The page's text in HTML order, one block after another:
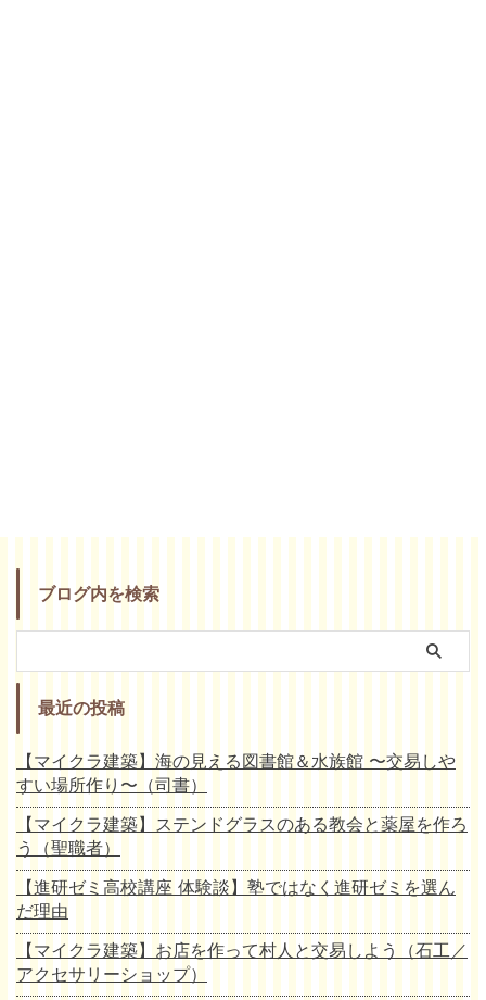
ブログ内を検索
最近の投稿
【マイクラ建築】海の見える図書館＆水族館 〜交易しや
すい場所作り〜（司書）
【マイクラ建築】ステンドグラスのある教会と薬屋を作ろ
う（聖職者）
【進研ゼミ高校講座 体験談】塾ではなく進研ゼミを選ん
だ理由
【マイクラ建築】お店を作って村人と交易しよう（石工／
アクセサリーショップ）